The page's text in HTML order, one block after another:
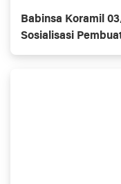
Babinsa Koramil
Sosialisasi